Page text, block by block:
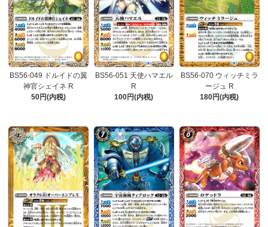
BS56-049 ドルイドの翼
神官シェイネ R
50円(内税)
BS56-051 天使ハマエル
R
100円(内税)
BS56-070 ウィッチミラ
ージュ R
180円(内税)